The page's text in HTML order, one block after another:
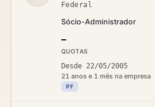
Federal
Sócio-Administrador
—
QUOTAS
Desde 22/05/2005
21 anos e 1 mês na empresa
PF